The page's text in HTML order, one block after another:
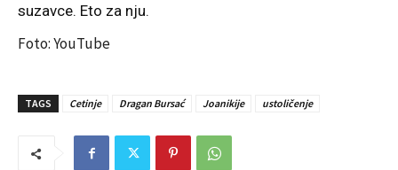
suzavce. Eto za nju.
Foto: YouTube
TAGS Cetinje Dragan Bursać Joanikije ustoličenje